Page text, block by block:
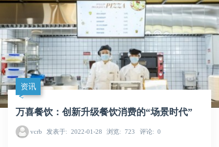
资讯
万喜餐饮：创新升级餐饮消费的“场景时代”
vcrb 发表于 2022-01-28 浏览 723 评论 0